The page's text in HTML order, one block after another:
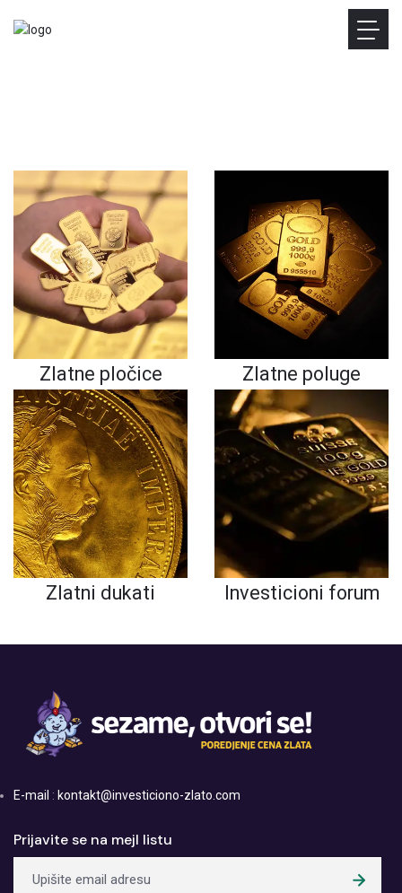
Zlatne pločice Zlatne poluge
Zlatni dukati Investicioni forum
E-mail : kontakt@investiciono-zlato.com
Prijavite se na mejl listu